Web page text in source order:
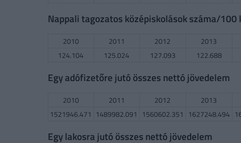
Nappali tagozatos középiskolások száma/
2010 2011 2012 2013
124.104
125.024 127.093 122.688
Egy adófizetőre jutó összes nettó jövedelem
2010 2011 2012 2013
1521946.471 1489982.091 1560602.351 1627248.494
Egy lakosra jutó összes nettó jövedelem